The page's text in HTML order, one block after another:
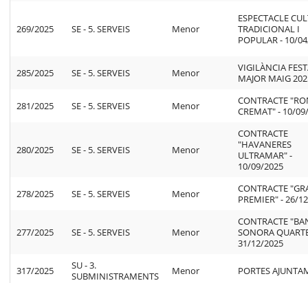
269/2025 SE - 5. SERVEIS Menor
ESPECTACLE
TRADICIONAL I
POPULAR - 10/
285/2025 SE - 5. SERVEIS Menor
VIGILÀNCIA
MAJOR MAIG
281/2025 SE - 5. SERVEIS Menor
CONTRACTE
CREMAT" - 10/
280/2025 SE - 5. SERVEIS Menor
CONTRACTE
"HAVANERES
ULTRAMAR" -
10/09/2025
278/2025 SE - 5. SERVEIS Menor
CONTRACTE
PREMIER" - 26/
277/2025 SE - 5. SERVEIS Menor
CONTRACTE
SONORA
31/12/2025
317/2025
SU - 3.
SUBMINISTRAMENTS
Menor PORTES